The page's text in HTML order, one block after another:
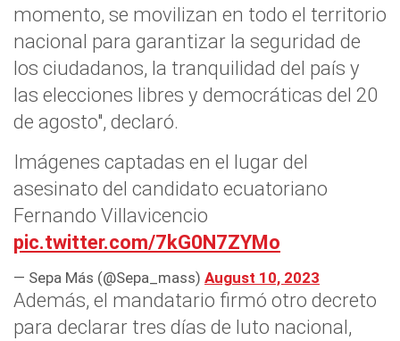
momento, se movilizan en todo el territorio
nacional para garantizar la seguridad de
los ciudadanos, la tranquilidad del país y
las elecciones libres y democráticas del 20
de agosto", declaró.
Imágenes captadas en el lugar del
asesinato del candidato ecuatoriano
Fernando Villavicencio
pic.twitter.com/7kG0N7ZYMo
— Sepa Más (@Sepa_mass) August 10, 2023
Además, el mandatario firmó otro decreto
para declarar tres días de luto nacional,